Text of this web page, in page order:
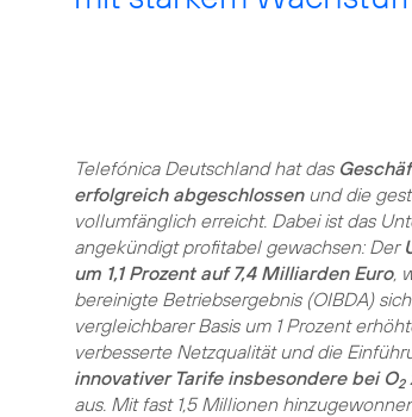
Telefónica Deutschland hat das
erfolgreich abgeschlossenund die
vollumfänglich erreicht. Dabei ist das
angekündigt profitabel gewachsen: Der
um 1,1 Prozent auf 7,4 Milliarden Euro,
bereinigte Betriebsergebnis (OIBDA)
vergleichbarer Basis um 1 Prozent
verbesserte Netzqualität und die
innovativer Tarife insbesondere bei O2
aus. Mit fast 1,5 Millionen